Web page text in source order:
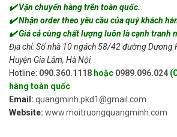
✔️ Vận chuyển hàng trên toàn quốc.
✔️ Nhận order theo yêu cầu của quý khách
✔️ Giá cả cùng chất lượng luôn là cạnh tranh
Địa chỉ: Số nhà 10 ngách 58/42 đường Dương
Huyện Gia Lâm, Hà Nội
Hotline: 090.360.1118 hoặc 0989.096.024
hàng toàn quốc
Email: quangminh.pkd1@gmail.com
Website: www.moitruongquangminh.com